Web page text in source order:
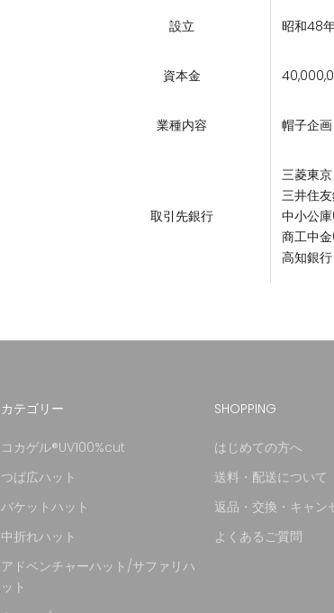
設立 昭和48
資本金
業種内容 帽子企
取引先銀行
三菱東
三井住友
中小公庫
商工中金
高知銀行
カテゴリー
コカゲル®UV100%cut
つば広ハット
バケットハット
中折れハット
アドベンチャーハット/サファリハ
ット
SHOPPING
はじめての方へ
送料・配送について
返品・交換・キャン
よくあるご質問